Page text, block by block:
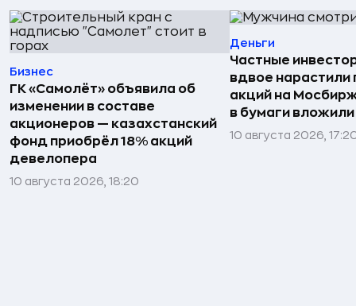
Бизнес
ГК «Самолёт» объявила об
изменении в составе
акционеров — казахстанский
фонд приобрёл 18% акций
девелопера
10 августа 2026, 18:20
Деньги
Частные
вдвое нарастили
акций на
в бумаги
10 августа 2026,